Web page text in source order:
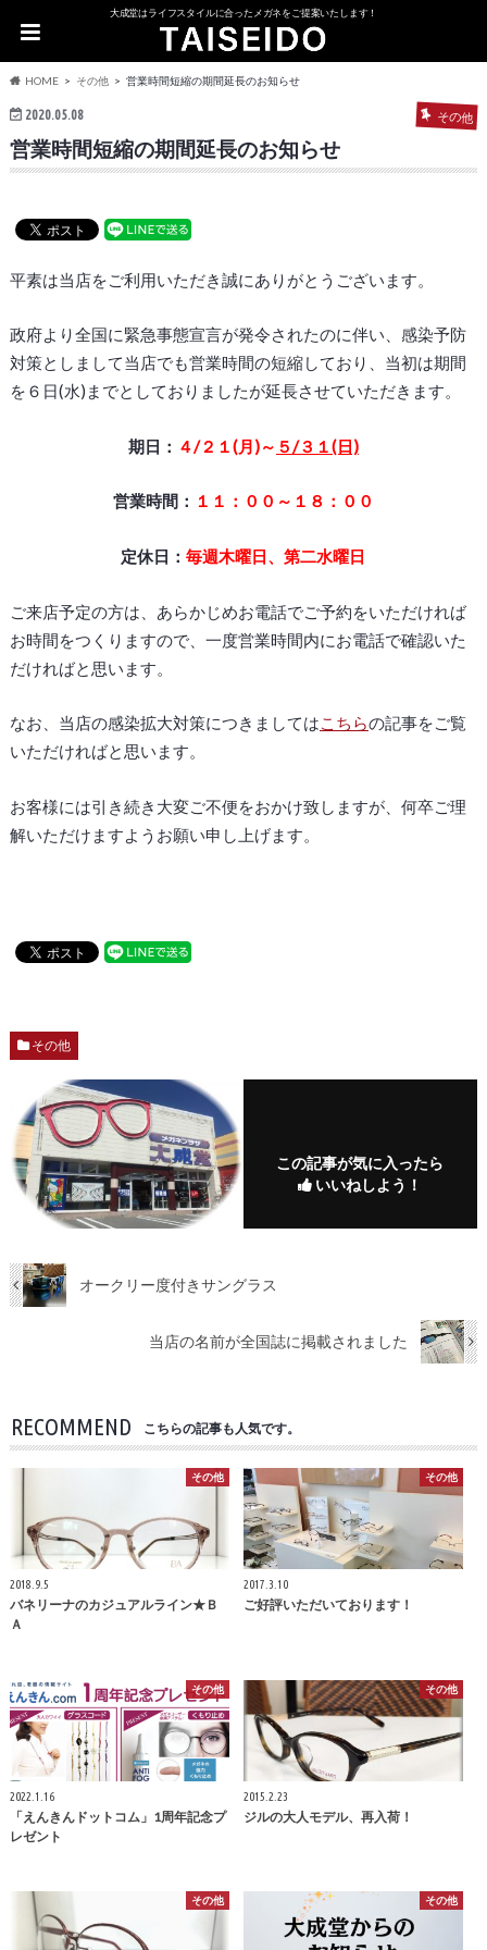
大成堂はライフスタイルに合ったメガネをご提案いたします！
HOME その他 営業時間短縮の期間延長のお知らせ
2020.05.08 その他
営業時間短縮の期間延長のお知らせ
平素は当店をご利用いただき誠にありがとうございます。
政府より全国に緊急事態宣言が発令されたのに伴い、感染予防
対策としまして当店でも営業時間の短縮しており、当初は期間
を６日(水)までとしておりましたが延長させていただきます。
期日： ４/２１(月)～ ５/３１(日)
営業時間： １１：００～１８：００
定休日：毎週木曜日、第二水曜日
ご来店予定の方は、あらかじめお電話でご予約をいただければ
お時間をつくりますので、一度営業時間内にお電話で確認いた
だければと思います。
なお、当店の感染拡大対策につきましてはこちらの記事をご覧
いただければと思います。
お客様には引き続き大変ご不便をおかけ致しますが、何卒ご理
解いただけますようお願い申し上げます。
その他
この記事が気に入ったら
いいねしよう！
オークリー度付きサングラス
当店の名前が全国誌に掲載されました
RECOMMEND こちらの記事も人気です。
その他
2018.9.5
バネリーナのカジュアルライン★Ｂ
Ａ
その他
2017.3.10
ご好評いただいております！
その他
2022.1.16
「えんきんドットコム」1周年記念プ
レゼント
その他
2015.2.23
ジルの大人モデル、再入荷！
その他 その他